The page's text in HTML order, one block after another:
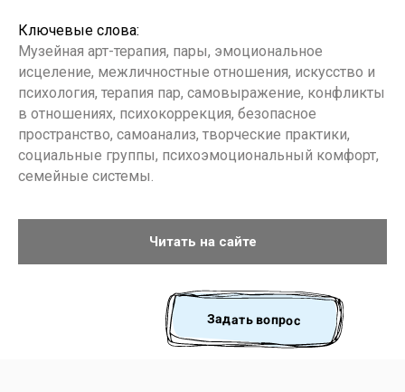
Ключевые слова:
Музейная арт-терапия, пары, эмоциональное
исцеление, межличностные отношения, искусство и
психология, терапия пар, самовыражение, конфликты
в отношениях, психокоррекция, безопасное
пространство, самоанализ, творческие практики,
социальные группы, психоэмоциональный комфорт,
семейные системы.
Читать на сайте
Задать вопрос